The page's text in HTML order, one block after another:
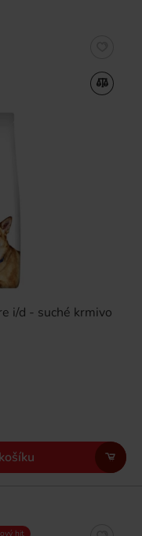
i/d - suché krmivo
hit